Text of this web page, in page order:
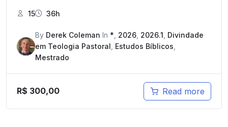
15 36h
By Derek Coleman In * 2026 2026.1 Divindade
em Teologia Pastoral Estudos Bíblicos
Mestrado
R$ 300,00 Read more